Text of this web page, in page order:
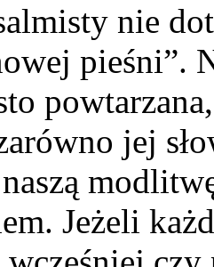
nie
pieśni”.
jej
Jeżeli